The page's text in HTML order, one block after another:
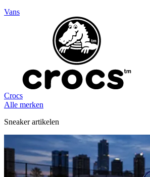
Vans
Crocs
Alle merken
Sneaker artikelen